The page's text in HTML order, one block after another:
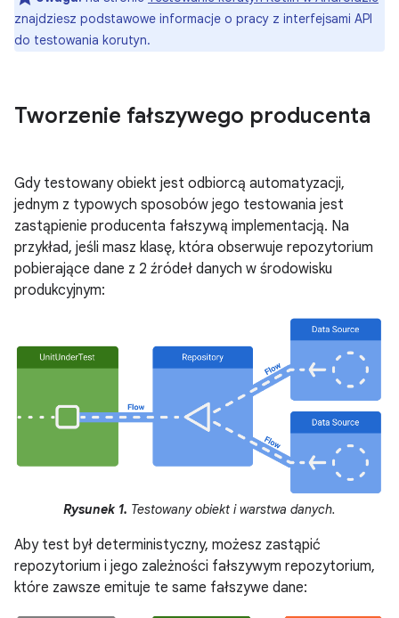
znajdziesz podstawowe informacje o pracy z interfejsami API
do testowania korutyn.
Tworzenie fałszywego producenta
Gdy testowany obiekt jest odbiorcą automatyzacji,
jednym z typowych sposobów jego testowania jest
zastąpienie producenta fałszywą implementacją. Na
przykład, jeśli masz klasę, która obserwuje repozytorium
pobierające dane z 2 źródeł danych w środowisku
produkcyjnym:
Rysunek 1. Testowany obiekt i warstwa danych.
Aby test był deterministyczny, możesz zastąpić
repozytorium i jego zależności fałszywym repozytorium,
które zawsze emituje te same fałszywe dane: